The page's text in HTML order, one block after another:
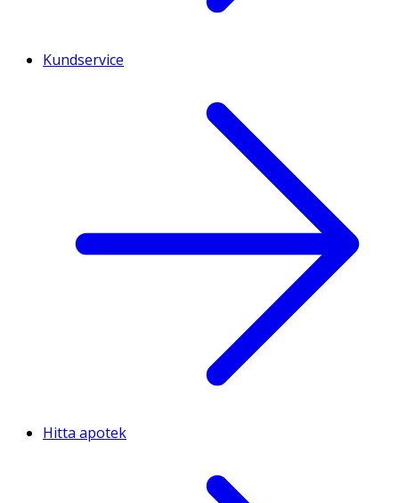
Kundservice
Hitta apotek